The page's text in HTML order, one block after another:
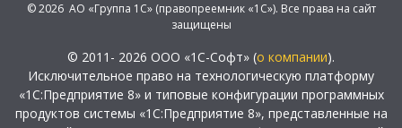
© 2026 АО «Группа 1С» (правопреемник «1С»). Все права на сайт
защищены
© 2011- 2026 ООО «1С-Софт» (о компании).
Исключительное право на технологическую платформу
«1С:Предприятие 8» и типовые конфигурации программных
продуктов системы «1С:Предприятие 8», представленные на